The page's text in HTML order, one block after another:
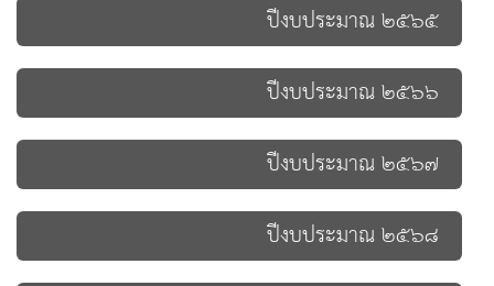
ปีงบประมาณ ๒๕๖๕
ปีงบประมาณ ๒๕๖๖
ปีงบประมาณ ๒๕๖๗
ปีงบประมาณ ๒๕๖๘